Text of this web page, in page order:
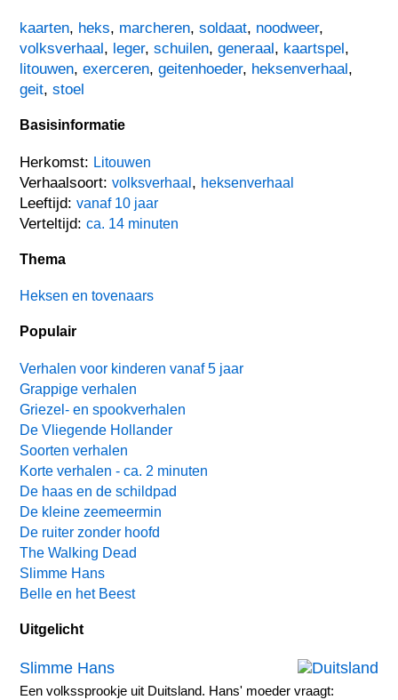
kaarten, heks, marcheren,soldaat, noodweer,
volksverhaal, leger,schuilen,generaal, kaartspel,
litouwen,exerceren,geitenhoeder, heksenverhaal,
geit,stoel
Basisinformatie
Herkomst: Litouwen
Verhaalsoort:volksverhaal , heksenverhaal
Leeftijd:vanaf 10 jaar
Verteltijd:ca. 14 minuten
Thema
Heksen en tovenaars
Populair
Verhalen voor kinderen vanaf 5 jaar
Grappige verhalen
Griezel- en spookverhalen
De Vliegende Hollander
Soorten verhalen
Korte verhalen - ca. 2 minuten
De haas en de schildpad
De kleine zeemeermin
De ruiter zonder hoofd
The Walking Dead
Slimme Hans
Belle en het Beest
Uitgelicht
Slimme Hans
Een volkssprookje uit Duitsland. Hans' moeder vraagt: